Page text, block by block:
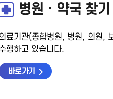
병원ㆍ약국 찾기
료기관(종합병원, 병원, 의원,
행하고 있습니다.
바로가기